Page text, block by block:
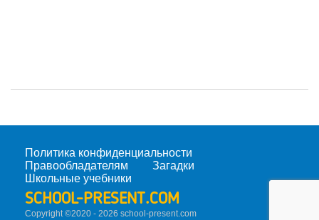
SCHOOL-PRESENT.COM
Copyright ©2020 - 2026 school-present. com
Политика конфиденциальности
Правообладателям
Загадки
Школьные учебники